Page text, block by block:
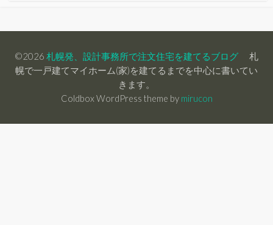
©2026 札幌発、設計事務所で注文住宅を建てるブログ札
幌で一戸建てマイホーム(家)を建てるまでを中心に書いてい
きます。
Coldbox WordPress theme by mirucon